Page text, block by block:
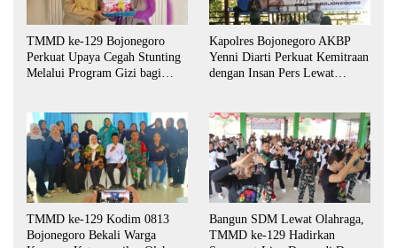
TMMD ke-129 Bojonegoro
Perkuat Upaya Cegah Stunting
Melalui Program Gizi bagi
Kapolres Bojonegoro AKBP
Yenni Diarti Perkuat Kemitraan
dengan Insan Pers Lewat
TMMD ke-129 Kodim 0813
Bojonegoro Bekali Warga
Bangun SDM Lewat Olahraga,
TMMD ke-129 Hadirkan